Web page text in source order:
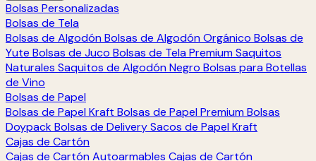
Bolsas Personalizadas
Bolsas de Tela
Bolsas de Algodón Bolsas de Algodón Orgánico Bolsas de
Yute Bolsas de Juco Bolsas de Tela Premium Saquitos
Naturales Saquitos de Algodón Negro Bolsas para Botellas
de Vino
Bolsas de Papel
Bolsas de Papel Kraft Bolsas de Papel Premium Bolsas
DoypackBolsas de DeliverySacos de Papel Kraft
Cajas de Cartón
Cajas de Cartón Autoarmables Cajas de Cartón